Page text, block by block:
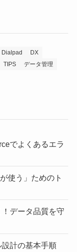
Dialpad
DX
TIPS
データ管理
でよくあるエラ
使う」ためのト
！データ品質を守
設計の基本手順